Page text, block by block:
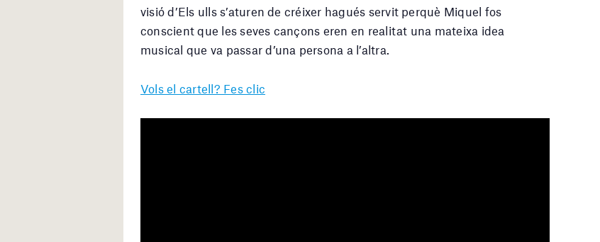
visió d’Els ulls s’aturen de créixer hagués servit perquè Miquel fos
conscient que les seves cançons eren en realitat una mateixa idea
musical que va passar d’una persona a l’altra.
Vols el cartell? Fes clic